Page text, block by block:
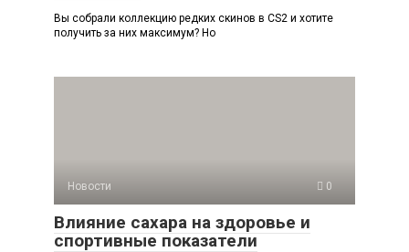
Вы собрали коллекцию редких скинов в CS2 и хотите
получить за них максимум? Но
Новости 0
Влияние сахара на здоровье и
спортивные показатели